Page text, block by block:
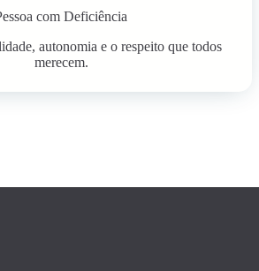
com Deficiência
autonomia e o respeito que todos
merecem.